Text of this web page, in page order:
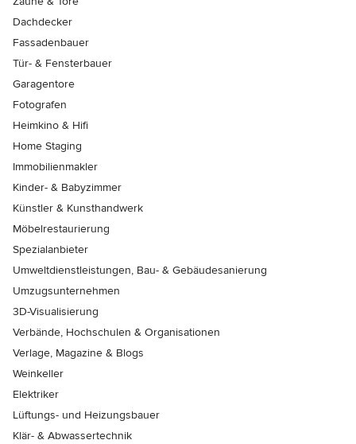
Dachdecker
Fassadenbauer
Tür- & Fensterbauer
Garagentore
Fotografen
Heimkino & Hifi
Home Staging
Immobilienmakler
Kinder- & Babyzimmer
Künstler & Kunsthandwerk
Möbelrestaurierung
Spezialanbieter
Umweltdienstleistungen, Bau- & Gebäudesanierung
Umzugsunternehmen
3D-Visualisierung
Verbände, Hochschulen & Organisationen
Verlage, Magazine & Blogs
Weinkeller
Elektriker
Lüftungs- und Heizungsbauer
Klär- & Abwassertechnik